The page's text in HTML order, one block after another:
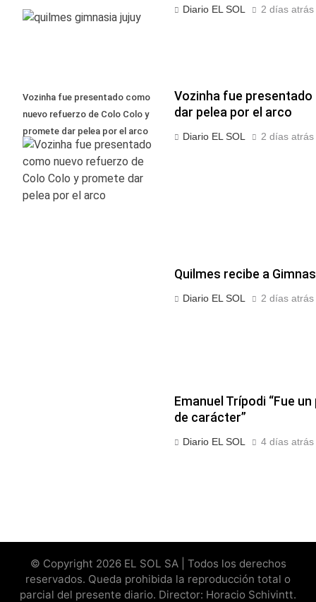
Diario EL SOL 2 días atrás
Vozinha fue presentado como
nuevo refuerzo de Colo Colo y
promete dar pelea por el arco
Vozinha fue
dar pelea por el arco
Diario EL SOL 2 días atrás
Quilmes recibe a
Diario EL SOL 2 días atrás
Emanuel Trípodi “Fue
de carácter”
Diario EL SOL 4 días atrás
© Copyright 2026 EL SOL SA | Todos los derechos
reservados. Queda prohibida la reproducción total o
parcial del presente diario. Director: Horacio Schivintt.